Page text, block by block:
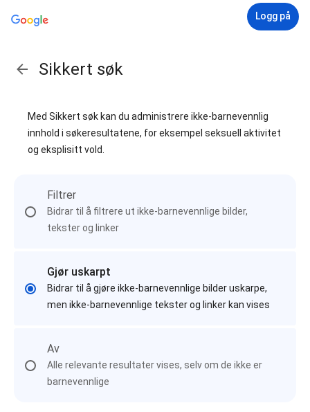
Logg på
Sikkert søk
Med Sikkert søk kan du administrere ikke-barnevennlig
innhold i søkeresultatene, for eksempel seksuell aktivitet
og eksplisitt vold.
Filtrer
Bidrar til å filtrere ut ikke-barnevennlige bilder,
tekster og linker
Gjør uskarpt
Bidrar til å gjøre ikke-barnevennlige bilder uskarpe,
men ikke-barnevennlige tekster og linker kan vises
Av
Alle relevante resultater vises, selv om de ikke er
barnevennlige